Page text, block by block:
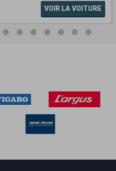
VOIR LA VOITURE